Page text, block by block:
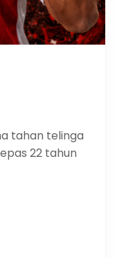
tahan telinga
22 tahun